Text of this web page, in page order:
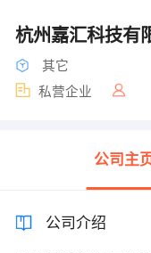
杭州嘉汇科技有
其它
私营企业
公司主
公司介绍